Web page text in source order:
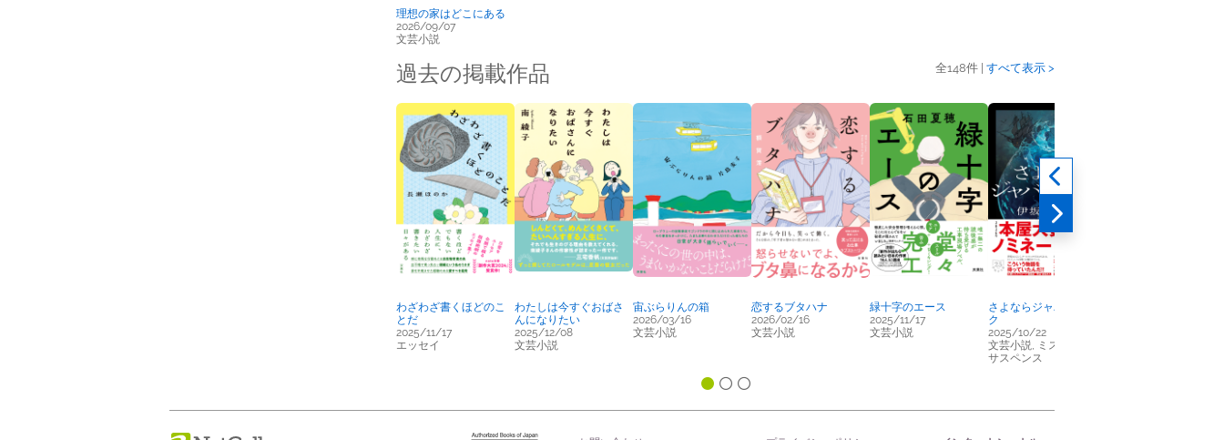
理想の家はどこにある
2026/09/07
文芸小説
過去の掲載作品 全148件 | すべて表示 >
わざわざ書くほどのこ
とだ
2025/11/17
エッセイ
わたしは今すぐおばさ
んになりたい
2025/12/08
文芸小説
宙ぶらりんの箱
2026/03/16
文芸小説
恋するブタハナ
2026/02/16
文芸小説
緑十字のエース
2025/11/17
文芸小説
さよならジャバウォッ
ク
2025/10/22
文芸小説, ミステリー/
サスペンス